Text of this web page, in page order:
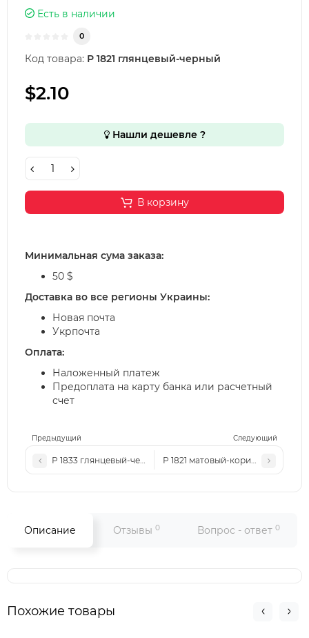
Предыдущий Следующий
Р 1833 глянцевый-черный Р 1821 матовый-коричневый
Есть в наличии
0
Код товара: Р 1821 глянцевый-черный
$2.10
Нашли дешевле ?
В корзину
Минимальная сума заказа:
50 $
Доставка во все регионы Украины:
Новая почта
Укрпочта
Оплата:
Наложенный платеж
Предоплата на карту банка или расчетный
счет
Описание Отзывы 0 Вопрос - ответ 0
Похожие товары